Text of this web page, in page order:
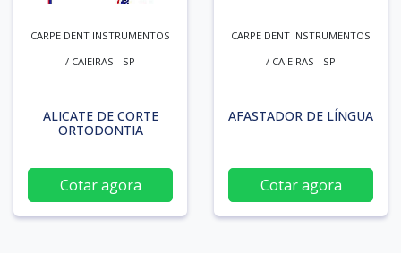
CARPE DENT INSTRUMENTOS
/ CAIEIRAS - SP
ALICATE DE CORTE
ORTODONTIA
Cotar agora
CARPE DENT INSTRUMENTOS
/ CAIEIRAS - SP
AFASTADOR DE LÍNGUA
Cotar agora